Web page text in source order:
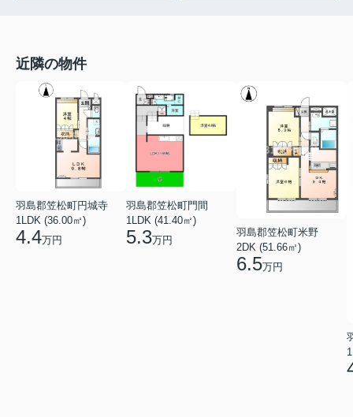
近隣の物件
羽島郡笠松町円城寺
1LDK (36.00㎡)
4.4万円
羽島郡笠松町門間
1LDK (41.40㎡)
5.3万円
羽島郡笠松町米野
2DK (51.66㎡)
6.5万円